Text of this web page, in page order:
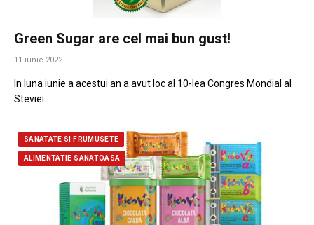
Green Sugar are cel mai bun gust!
11 iunie 2022
In luna iunie a acestui an a avut loc al 10-lea Congres Mondial al
Steviei…
SANATATE SI FRUMUSETE
ALIMENTATIE SANATOASA